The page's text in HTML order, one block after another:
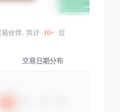
伙伴, 共计 10+ 位
交易日期分布